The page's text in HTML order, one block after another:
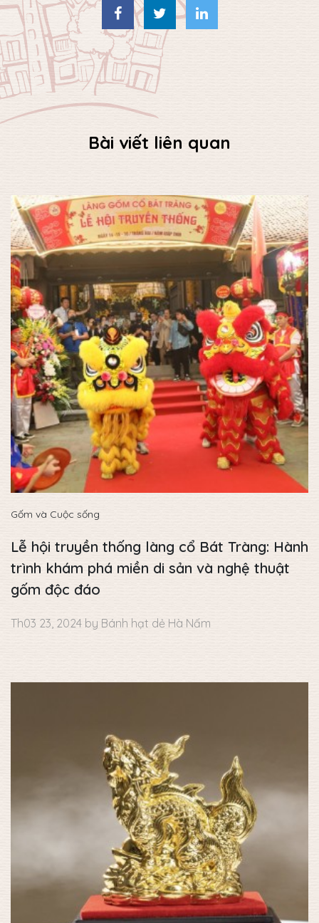
Bài viết liên quan
Gốm và Cuộc sống
Lễ hội truyền thống làng cổ Bát Tràng: Hành
trình khám phá miền di sản và nghệ thuật
gốm độc đáo
Th03 23, 2024 by Bánh hạt dẻ Hà Nấm